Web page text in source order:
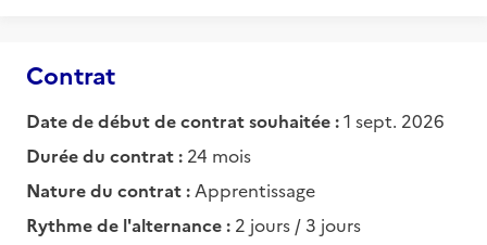
Contrat
Date de début de contrat souhaitée :1 sept. 2026
Durée du contrat : 24 mois
Nature du contrat : Apprentissage
Rythme de l'alternance : 2 jours / 3 jours